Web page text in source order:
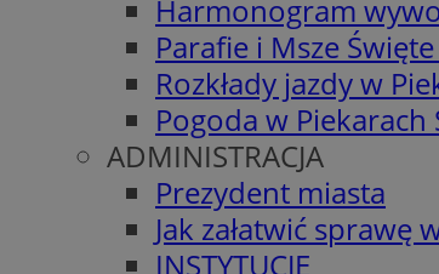
Harmonogram
Parafie i Msze
Rozkłady jazdy w
Pogoda w Piekarach
ADMINISTRACJA
Prezydent miasta
Jak załatwić sprawę
INSTYTUCJE